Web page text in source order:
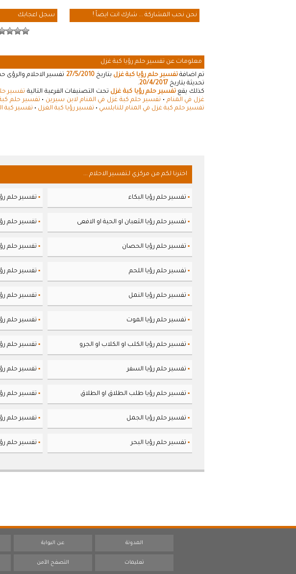
نحن نحب المشاركة ... شارك انت ايضاً ! سجل اعجابك
معلومات عن تفسير حلم رؤيا كبة غزل
تم اضافةتفسير حلم رؤيا كبة غزل بتاريخ27/5/2010 تفسير الاحلام
تحديثة بتاريخ 20/4/2017
.
كذلك يقعتفسير حلم رؤيا كبة غزل تحت التصنيفات الفرعية التالية تفسير
غزل في المنام • تفسير حلم كبة غزل في المنام لابن سيرين • تفسير حلم
تفسير حلم كبة غزل في المنام للنابلسي • تفسير رؤيا كبة الغزل • تفسير كبة
اخترنا لكم من مركزي لـتفسير الاحلام ...
▪ تفسير حلم رؤيا البكاء ▪ تفسير حلم
▪ تفسير حلم رؤيا الثعبان او الحية او الافعى ▪ تفسير حلم
▪ تفسير حلم رؤيا الحصان ▪ تفسير حلم
▪ تفسير حلم رؤيا اللحم ▪ تفسير حلم
▪ تفسير حلم رؤيا النمل ▪ تفسير حلم
▪ تفسير حلم رؤيا الموت ▪ تفسير حلم
▪ تفسير حلم رؤيا الكلب او الكلاب او الجرو ▪ تفسير حلم
▪ تفسير حلم رؤيا السفر ▪ تفسير حلم
▪ تفسير حلم رؤيا طلب الطلاق او الطلاق ▪ تفسير حلم
▪ تفسير حلم رؤيا الجمل ▪ تفسير حلم
▪ تفسير حلم رؤيا البحر ▪ تفسير حلم
المدونة عن البوابة
تعليمات التصفح الآمن